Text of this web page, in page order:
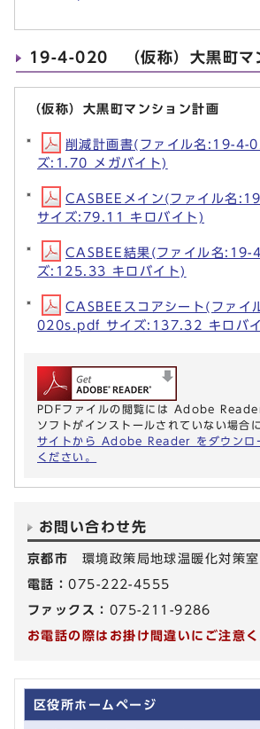
19-4-020 （仮称）大黒町マ
（仮称）大黒町マンション計画
削減計画書(ファイル名:19-4-
ズ:1.70 メガバイト)
CASBEEメイン(ファイル名
サイズ:79.11 キロバイト)
CASBEE結果(ファイル名
ズ:125.33 キロバイト)
CASBEEスコアシート(ファイ
020s.pdf サイズ:137.32 キロバ
PDFファイルの閲覧には Adobe
ソフトがインストールされていない場合
サイトから Adobe Reader をダウンロ
ください。
お問い合わせ先
京都市 環境政策局地球温暖化対策室
電話：075-222-4555
ファックス： 075-211-9286
お電話の際はお掛け間違いにご注意
区役所ホームページ